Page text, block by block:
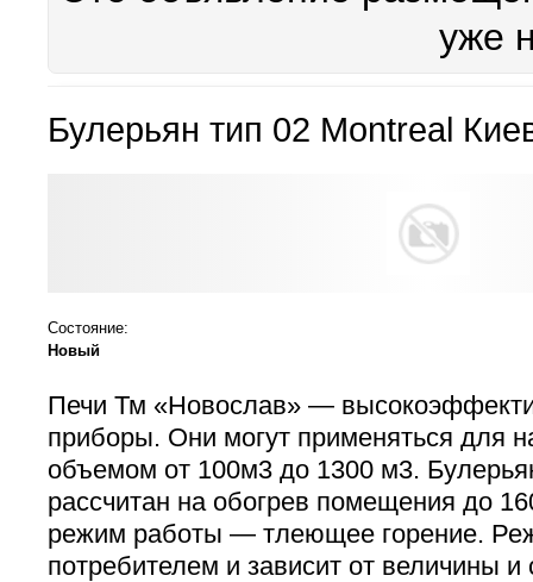
уже
Булерьян тип 02 Montreal
Состояние:
Новый
Печи Тм «Новослав» —
приборы. Они могут применяться для
объемом от 100м3 до 1300 м3.
рассчитан на обогрев помещения до
режим работы — тлеющее горение.
потребителем и зависит от величины и